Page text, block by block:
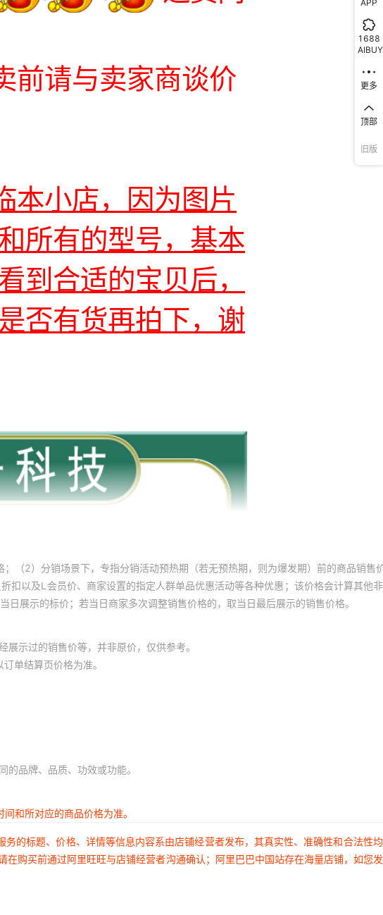
（2）分销场景下，专指分销活动预热期（若无预热期，则为爆发期）前的商品销售
以及L会员价、商家设置的指定人群单品优惠活动等各种优惠；该价格会计算其他
展示的标价；若当日商家多次调整销售价格的，取当日最后展示的销售价格。
示过的销售价等，并非原价，仅供参考。
单结算页价格为准。
品牌、品质、功效或功能。
和所对应的商品价格为准。
的标题、价格、详情等信息内容系由店铺经营者发布，其真实性、准确性和合法性
购买前通过阿里旺旺与店铺经营者沟通确认；阿里巴巴中国站存在海量店铺，如您
APP
1688
AIBUY
更多
顶部
旧版